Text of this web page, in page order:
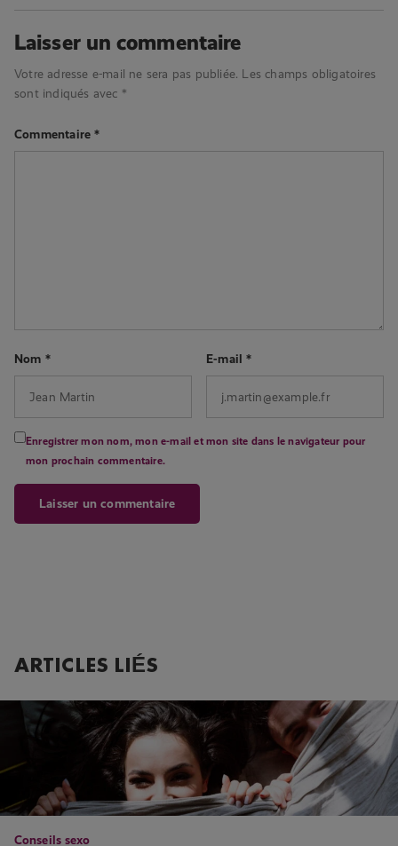
Laisser un commentaire
Votre adresse e-mail ne sera pas publiée. Les champs obligatoires
sont indiqués avec *
Commentaire*
Nom * E-mail*
Enregistrer mon nom, mon e-mail et mon site dans le navigateur pour
mon prochain commentaire.
ARTICLES LIÉS
Conseils sexo